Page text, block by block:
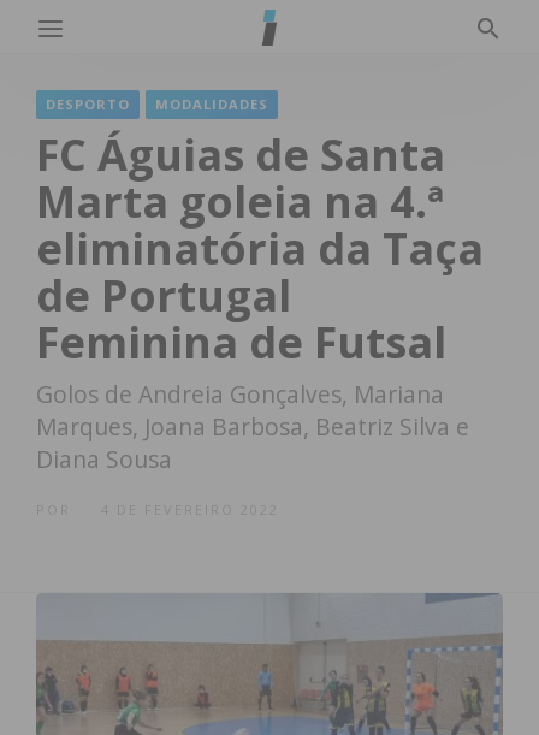
DESPORTO MODALIDADES
FC Águias de Santa
Marta goleia na 4.ª
eliminatória da Taça
de Portugal
Feminina de Futsal
Golos de Andreia Gonçalves, Mariana
Marques, Joana Barbosa, Beatriz Silva e
Diana Sousa
4 DE FEVEREIRO 2022